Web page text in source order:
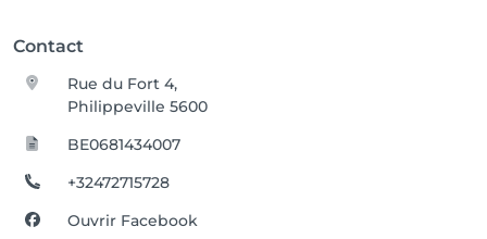
Contact
Rue du Fort 4,
Philippeville 5600
BE0681434007
+32472715728
Ouvrir Facebook